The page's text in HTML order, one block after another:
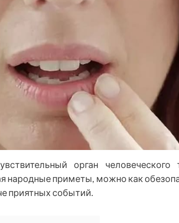
орган
народные приметы, можно как
приятных событий.